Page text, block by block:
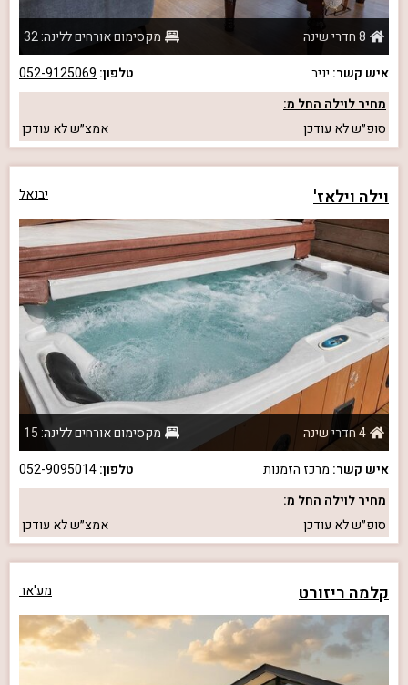
8 חדרי שינה
מקסימום אורחים ללינה: 32
איש קשר: יניב טלפון: 052-9125069
מחיר לוילה החל מ:
סופ״שלא עודכן אמצ״שלא עודכן
וילה וילאז' יבנאל
4 חדרי שינה
מקסימום אורחים ללינה: 15
איש קשר: מרכז הזמנות טלפון:052-9095014
מחיר לוילה החל מ:
סופ״שלא עודכן אמצ״שלא עודכן
קלמה ריזורט מע'אר